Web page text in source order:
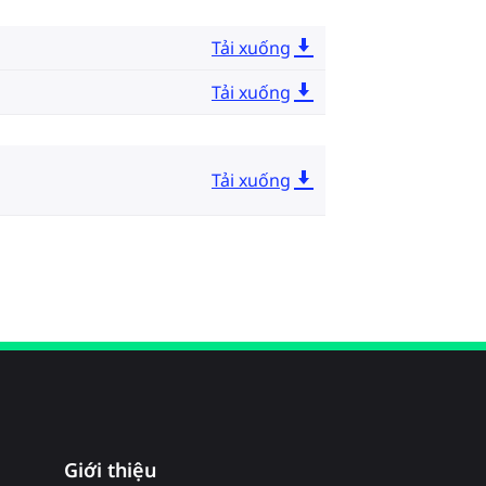
Tải xuống
Tải xuống
Tải xuống
Giới thiệu